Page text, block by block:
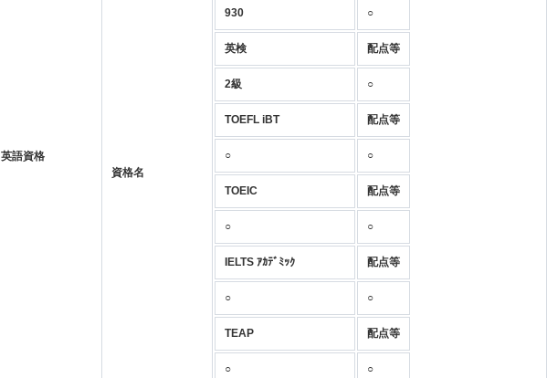
英語資格
資格名
930 ○
英検 配点等
2級 ○
TOEFL iBT 配点等
○ ○
TOEIC 配点等
○ ○
IELTS ｱｶﾃﾞﾐｯｸ 配点等
○ ○
TEAP 配点等
○ ○